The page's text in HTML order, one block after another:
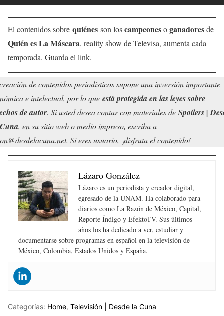
El contenidos sobre quiénes son loscampeonesoganadoresde
Quién es La Máscara, reality show de Televisa, aumenta cada
temporada. Guarda el link.
de contenidos periodísticos supone una inversión importante
e intelectual, por lo que está protegida en las leyes sobre
de autor. Si usted desea contar con materiales de Spoilers |
, en su sitio web o medio impreso, escriba a
Si eres usuario, ¡disfruta el contenido!
Lázaro González
Lázaro es un periodista y creador digital,
egresado de la UNAM. Ha colaborado para
diarios como La Razón de México, Capital,
Reporte Índigo y EfektoTV. Sus últimos
años los ha dedicado a ver, estudiar y
documentarse sobre programas en español en la televisión de
México, Colombia, Estados Unidos y España.
Categorías: Home, Televisión | Desde la Cuna